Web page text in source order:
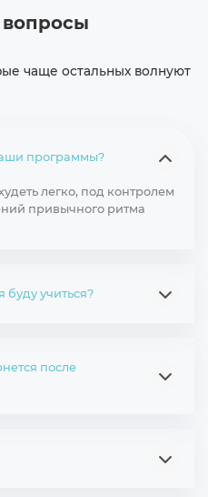
чаще остальных волнуют
программы?
легко, под контролем
привычного ритма
буду учиться?
после